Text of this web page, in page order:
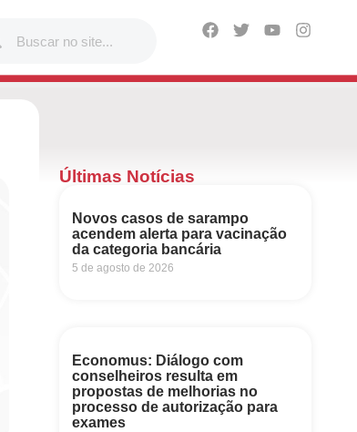
Últimas Notícias
Novos casos de sarampo
acendem alerta para vacinação
da categoria bancária
5 de agosto de 2026
Economus: Diálogo com
conselheiros resulta em
propostas de melhorias no
processo de autorização para
exames